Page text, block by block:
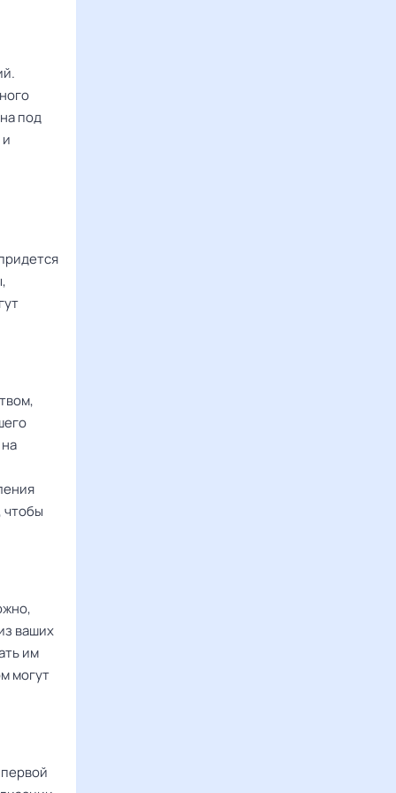
под
чтобы
ваших
им
могут